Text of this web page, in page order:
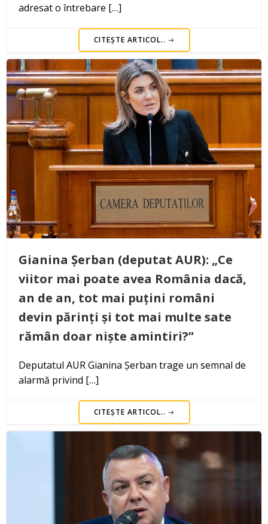
adresat o întrebare […]
CITEȘTE ARTICOL..
Gianina Șerban (deputat AUR): „Ce
viitor mai poate avea România dacă,
an de an, tot mai puțini români
devin părinți și tot mai multe sate
rămân doar niște amintiri?”
Deputatul AUR Gianina Șerban trage un semnal de
alarmă privind […]
CITEȘTE ARTICOL..